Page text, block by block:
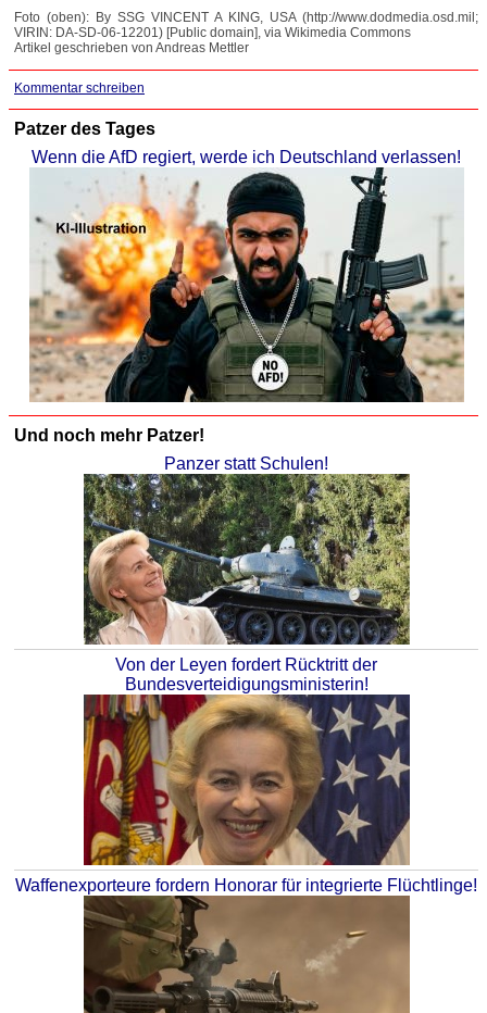
Foto (oben): By SSG VINCENT A KING, USA (http://www.dodmedia.osd.mil;
VIRIN: DA-SD-06-12201) [Public domain], via Wikimedia Commons
Artikel geschrieben von Andreas Mettler
Kommentar schreiben
Patzer des Tages
Wenn die AfD regiert, werde ich Deutschland verlassen!
Und noch mehr Patzer!
Panzer statt Schulen!
Von der Leyen fordert Rücktritt der
Bundesverteidigungsministerin!
Waffenexporteure fordern Honorar für integrierte Flüchtlinge!